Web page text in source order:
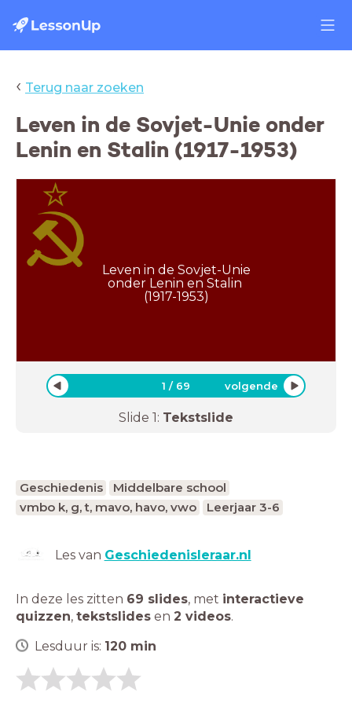
‹ Terug naar zoeken
Leven in de Sovjet-Unie onder
Lenin en Stalin (1917-1953)
Leven in de Sovjet-Unie
onder Lenin en Stalin
(1917-1953)
1 / 69 volgende
Slide 1: Tekstslide
Geschiedenis
Middelbare school
vmbo k, g, t, mavo, havo, vwo
Leerjaar 3-6
Les van Geschiedenisleraar.nl
In deze les zitten 69 slides, met interactieve
quizzen, tekstslides en 2 videos.
Lesduur is: 120 min